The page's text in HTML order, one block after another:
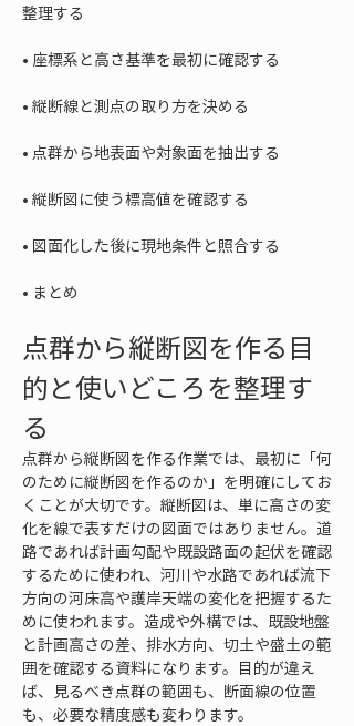
•
•
•
•
•
• まとめ
点群から縦断図を作る目
的と使いどころを整理す
る
点群から縦断図を作る作業では、最初に「何
のために縦断図を作るのか」を明確にしてお
くことが大切です。縦断図は、単に高さの変
化を線で表すだけの図面ではありません。道
路であれば計画勾配や既設路面の起伏を確認
するために使われ、河川や水路であれば流下
方向の河床高や護岸天端の変化を把握するた
めに使われます。造成や外構では、既設地盤
と計画高さの差、排水方向、切土や盛土の範
囲を確認する資料になります。目的が違え
ば、見るべき点群の範囲も、断面線の位置
も、必要な精度感も変わります。